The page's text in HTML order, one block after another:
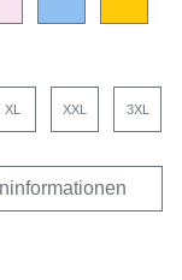
XL XXL 3XL